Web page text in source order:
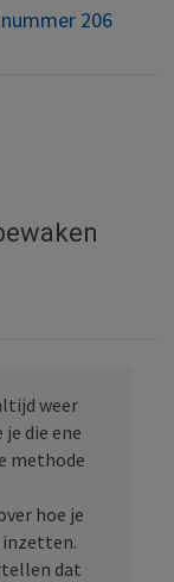
206
weer
die ene
methode
hoe je
inzetten.
dat